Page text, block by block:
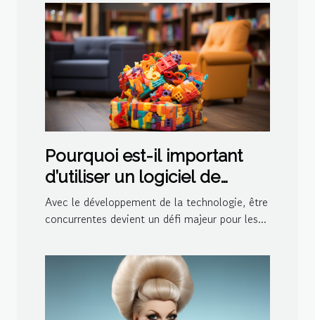
Pourquoi est-il important
d’utiliser un logiciel de
ludothèque et de
médiathèque pour votre
Avec le développement de la technologie, être
concurrentes devient un défi majeur pour les...